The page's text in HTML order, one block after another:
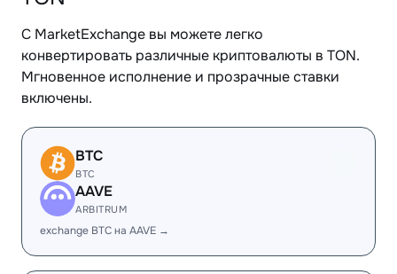
С MarketExchange вы можете легко
конвертировать различные криптовалюты в TON.
Мгновенное исполнение и прозрачные ставки
включены.
BTC
BTC
AAVE
ARBITRUM
exchange BTC на AAVE →